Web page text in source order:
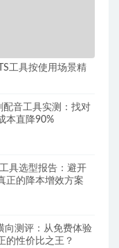
工具按使用场景精
音工具实测：找对
本直降90%
具选型报告：避开
正的降本增效方案
向测评：从免费体验
的性价比之王？